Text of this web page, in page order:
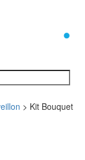
> Kit Bouquet